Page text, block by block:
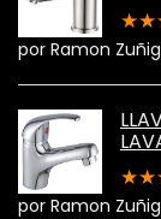
★★
por Ramon
★★
por Ramon